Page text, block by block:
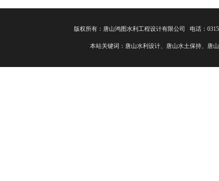
版权所有：唐山鸿图水利工程设计有限公司 电话：
本站关键词：唐山水利设计、唐山水土保持、唐